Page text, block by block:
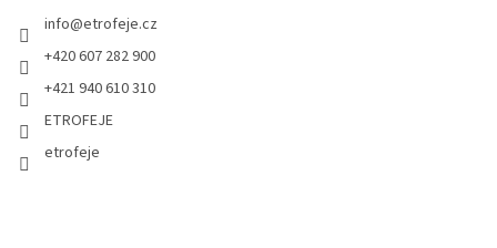
info@etrofeje.cz
+420 607 282 900
+421 940 610 310
ETROFEJE
etrofeje